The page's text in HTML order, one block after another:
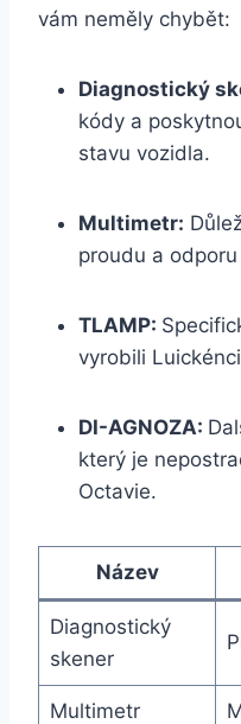
vám neměly chybět:
Diagnostický
kódy a
stavu vozidla.
Multimetr:
proudu a
TLAMP:
vyrobili
DI-AGNOZA:
který je
Octavie.
Název
Diagnostický
skener
Multimetr